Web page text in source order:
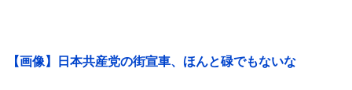
【画像】日本共産党の街宣車、ほんと碌でもないな